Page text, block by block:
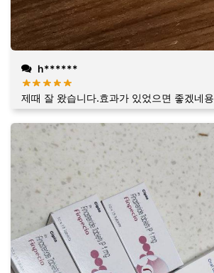
h******
제때 잘 왔습니다.효과가 있었으면 좋겠네용